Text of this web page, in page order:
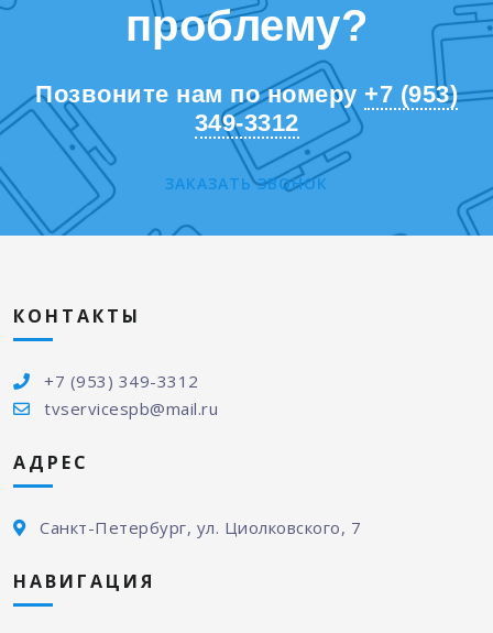
проблему?
Позвоните нам по номеру +7 (953)
349-3312
ЗАКАЗАТЬ ЗВОНОК
КОНТАКТЫ
+7 (953) 349-3312
tvservicespb@mail.ru
АДРЕС
Санкт-Петербург, ул. Циолковского, 7
НАВИГАЦИЯ